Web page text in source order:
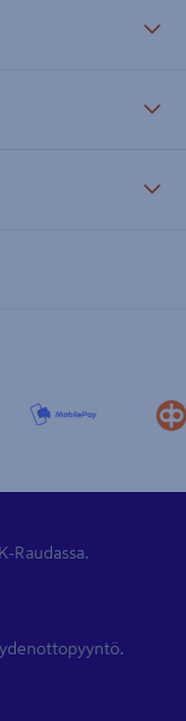
Raudassa.